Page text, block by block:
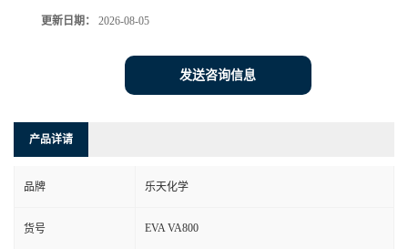
更新日期： 2026-08-05
发送咨询信息
产品详请
品牌 乐天化学
货号 EVA VA800